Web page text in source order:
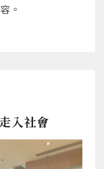
。
入社會